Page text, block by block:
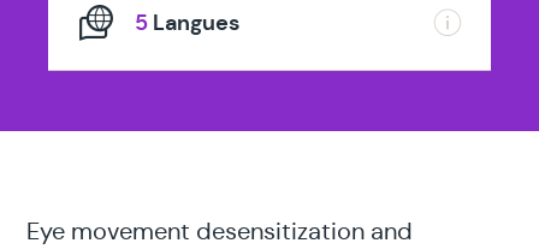
5 Langues
Eye movement desensitization and